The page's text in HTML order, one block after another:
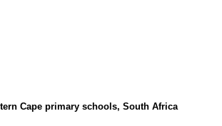
Cape primary schools, South Africa